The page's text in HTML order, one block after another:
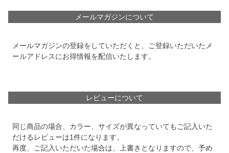
メールマガジンについて
メールマガジンの登録をしていただくと、ご登録いただいたメ
ールアドレスにお得情報を配信いたします。
レビューについて
同じ商品の場合、カラー、サイズが異なっていてもご記入いた
だけるレビューは1件になります。
再度、ご記入いただいた場合は、上書きとなりますので、予め